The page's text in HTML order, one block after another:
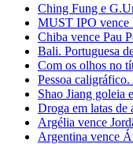
Ching Fung e
MUST IPO vence
Chiba vence Pau
Bali. Portuguesa
Com os olhos no
Pessoa
Shao Jiang goleia
Droga em latas de
Argélia vence
Argentina vence